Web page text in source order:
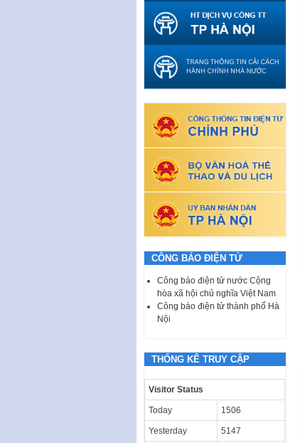
CÔNG BÁO ĐIỆN TỬ
Công báo điện tử nước Cộng
hòa xã hội chủ nghĩa Việt Nam
Công báo điện tử thành phố Hà
Nội
THỐNG KÊ TRUY CẬP
Visitor Status
Today 1506
Yesterday 5147